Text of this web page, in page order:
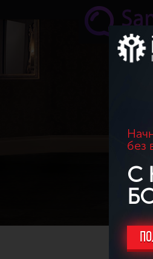
Перейти к основному содержанию
без
С